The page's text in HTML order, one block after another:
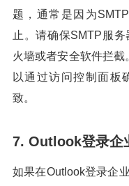
题，通常是因为
止。请确保SMTP服
火墙或者安全软件拦
以通过访问控制面板
致。
7. Outlook登录企
如果在Outlook登录企